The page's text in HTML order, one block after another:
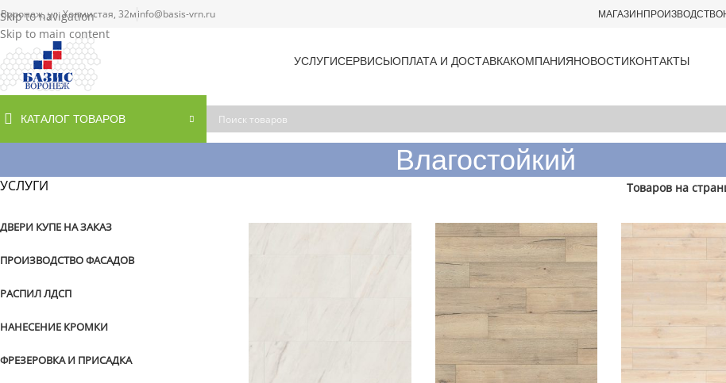
Skip to navigation
Skip to main content
Воронеж, ул. Холмистая, 32мinfo@basis-vrn.ru МАГАЗИНПРОИЗВОДСТВО
УСЛУГИСЕРВИСЫОПЛАТА И ДОСТАВКАКОМПАНИЯНОВОСТИКОНТАКТЫ
КАТАЛОГ ТОВАРОВ
Влагостойкий
УСЛУГИ
ДВЕРИ КУПЕ НА ЗАКАЗ
ПРОИЗВОДСТВО ФАСАДОВ
РАСПИЛ ЛДСП
НАНЕСЕНИЕ КРОМКИ
ФРЕЗЕРОВКА И ПРИСАДКА
Товаров на